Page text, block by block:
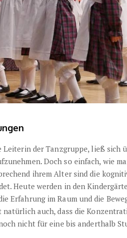
Leiterin der Tanzgruppe, ließ sich
Doch so einfach, wie
ihrem Alter sind die
Heute werden in den
Erfahrung im Raum und die
natürlich auch, dass die
nicht für eine bis anderthalb